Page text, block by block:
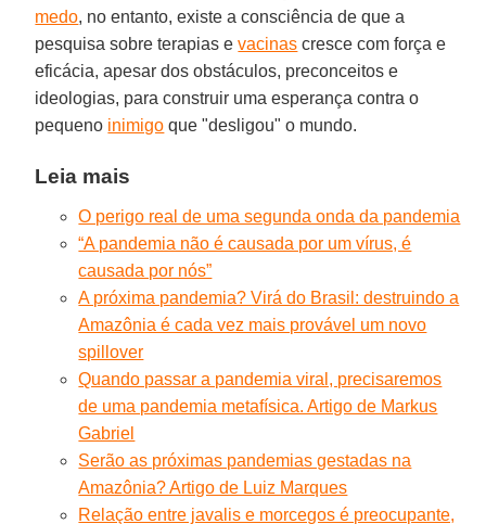
medo, no entanto, existe a consciência de que a
pesquisa sobre terapias evacinas cresce com força e
eficácia, apesar dos obstáculos, preconceitos e
ideologias, para construir uma esperança contra o
pequeno inimigo que "desligou" o mundo.
Leia mais
O perigo real de uma segunda onda da pandemia
“A pandemia não é causada por um vírus, é
causada por nós”
A próxima pandemia? Virá do Brasil: destruindo a
Amazônia é cada vez mais provável um novo
spillover
Quando passar a pandemia viral, precisaremos
de uma pandemia metafísica. Artigo de Markus
Gabriel
Serão as próximas pandemias gestadas na
Amazônia? Artigo de Luiz Marques
Relação entre javalis e morcegos é preocupante,